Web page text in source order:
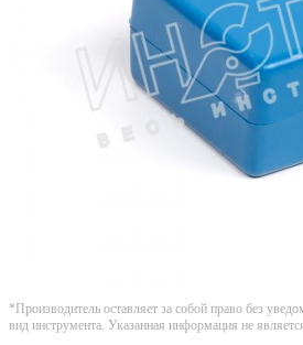
*Производитель оставляет за собой право без
вид инструмента. Указанная информация не